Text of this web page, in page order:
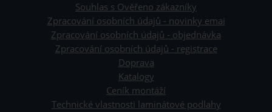
Souhlas s Ověřeno zákazníky
Zpracování osobních údajů - novinky emai
Zpracování osobních údajů - objednávka
Zpracování osobních údajů - registrace
Doprava
Katalogy
Ceník montáží
Technické vlastnosti laminátové podlahy